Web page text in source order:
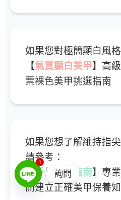
如果您對極簡顯白風
【氣質顯白美甲】高
票裸色美甲挑選指南
如果您想了解維持指
請參考：
【手足保養指南】專
開建立正確美甲保養
1
詢問